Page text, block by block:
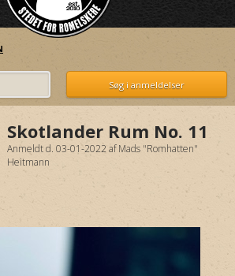
Skotlander Rum No. 11
Anmeldt d. 03-01-2022afMads "Romhatten"
Heitmann